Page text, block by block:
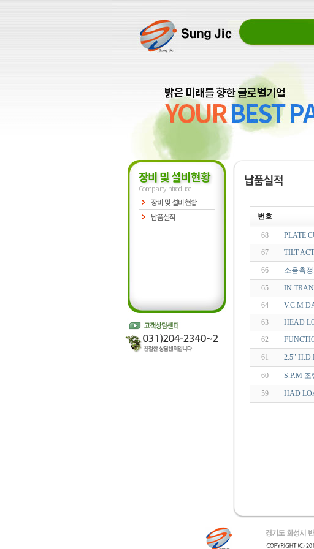
장비 및 설비현황
Company Introduce
장비 및 설비현황
납품실적
번호
68 PLATE
67
TILT
66 소음측정
65 IN
64
V.C.M
63
HEAD
62
61 2.5"
60 S.P.M
59 HAD